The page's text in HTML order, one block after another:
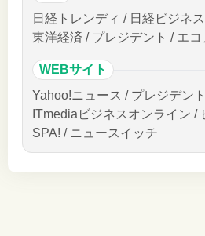
日経トレンディ / 日経ビジネ
東洋経済 / プレジデント / エコ
WEBサイト
Yahoo!ニュース / プレジデン
ITmediaビジネスオンライン /
SPA! / ニュースイッチ